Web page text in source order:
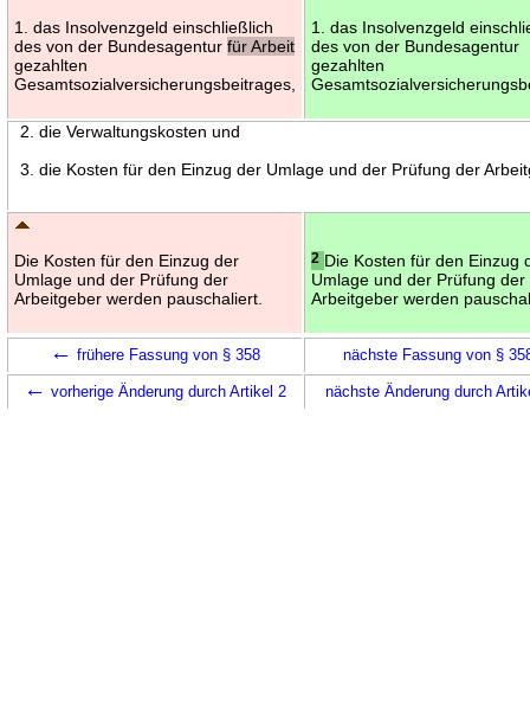
1. das Insolvenzgeld einschließlich
des von der Bundesagenturfür Arbeit
gezahlten
Gesamtsozialversicherungsbeitrages,
1. das Insolvenzgeld
des von der Bundesagentur
gezahlten
2. die Verwaltungskosten und
3. die Kosten für den Einzug der Umlage und der Prüfung der
Die Kosten für den Einzug der
Umlage und der Prüfung der
Arbeitgeber werden pauschaliert.
2 Die Kosten für den Einzug
Umlage und der Prüfung der
Arbeitgeber werden
← frühere Fassung von § 358 nächste Fassung von §
← vorherige Änderung durch Artikel 2 nächste Änderung durch